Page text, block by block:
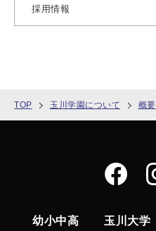
TOP 玉川学園について 概要
採用情報
幼小中高 玉川大学